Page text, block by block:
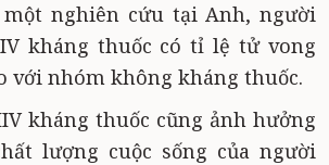
một nghiên cứu tại Anh, người
kháng thuốc có tỉ lệ tử vong
với nhóm không kháng thuốc.
kháng thuốc cũng ảnh hưởng
lượng cuộc sống của người